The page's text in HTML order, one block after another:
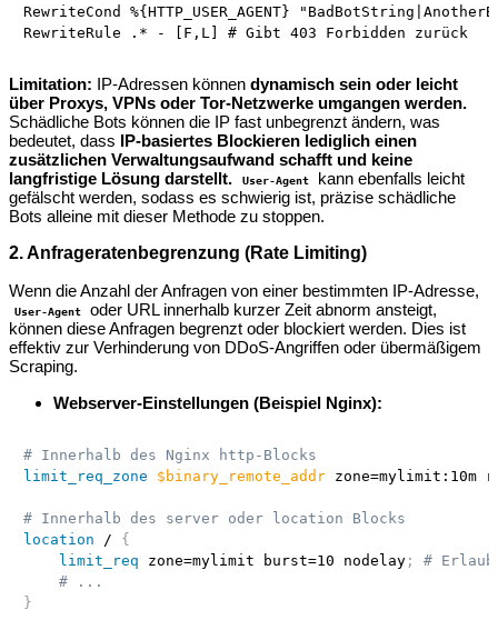
RewriteCond %{HTTP_USER_AGENT}
Limitation: IP-Adressen können dynamisch sein oder leicht
über Proxys, VPNs oder Tor-Netzwerke umgangen werden.
Schädliche Bots können die IP fast unbegrenzt ändern, was
bedeutet, dass IP-basiertes Blockieren lediglich einen
zusätzlichen Verwaltungsaufwand schafft und keine
langfristige Lösung darstellt.
User-Agent
kann ebenfalls leicht
gefälscht werden, sodass es schwierig ist, präzise schädliche
Bots alleine mit dieser Methode zu stoppen.
2. Anfrageratenbegrenzung (Rate Limiting)
Wenn die Anzahl der Anfragen von einer bestimmten IP-Adresse,
User-Agent
oder URL innerhalb kurzer Zeit abnorm ansteigt,
können diese Anfragen begrenzt oder blockiert werden. Dies ist
effektiv zur Verhinderung von DDoS-Angriffen oder übermäßigem
Scraping.
Webserver-Einstellungen (Beispiel Nginx):
# Innerhalb des Nginx http-Blocks
limit_req_zone
$binary_remote_addr zone=mylimit:10m
# Innerhalb des server oder location Blocks
location /
{
limit_req zone=mylimit burst=10 nodelay;
#
# ...
}